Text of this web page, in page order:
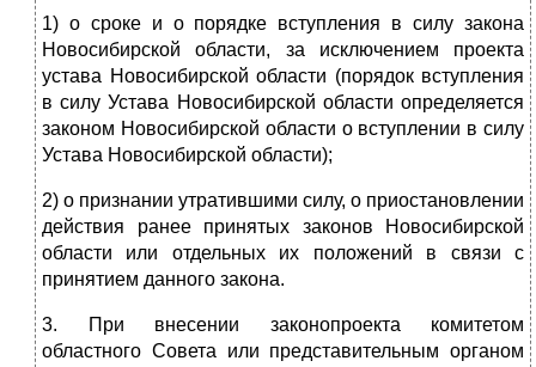
1) о сроке и о порядке вступления в силу закона
Новосибирской области, за исключением проекта
устава Новосибирской области (порядок вступления
в силу Устава Новосибирской области определяется
законом Новосибирской области о вступлении в силу
Устава Новосибирской области);
2) о признании утратившими силу, о приостановлении
действия ранее принятых законов Новосибирской
области или отдельных их положений в связи с
принятием данного закона.
3. При внесении законопроекта комитетом
областного Совета или представительным органом